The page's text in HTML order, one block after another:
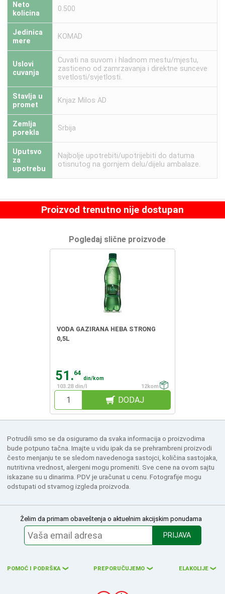
Neto
kolicina
0.500
Jedinica
mere
KOMAD
Uslovi
cuvanja
Cuvati na suvom i hladnom mestu/mjestu,
zasticeno od zamrzavanja i direktne sunceve
svetlosti/svjetlosti.
Stavlja u
promet
Knjaz Milos AD
Zemlja
porekla
Srbija
Uputsvo
za
upotrebu
Najbolje upotrebiti/upotrijebiti do datuma
otisnutog na gornjem delu/dijelu ambalaze.
Proizvod trenutno nije dostupan
Pogledaj slične proizvode
VODA GAZIRANA HEBA STRONG
0,5L
51.64
din/kom
103.28 din/l
12kom
DODAJ
Potrudili smo se da osiguramo da svaka informacija o proizvodima
bude potpuno tačna. Imajte u vidu ipak da se prehrambreni proizvodi
često menjanju te se sledom navedenoga sastojci, količina sastojaka,
nutritivna vrednost, alergeni mogu promeniti. Sve cene na ovom sajtu
iskazane su u dinarima. PDV je uračunat u cenu. Fotografije mogu
odstupati od stvarnog izgleda proizvoda.
Želim da primam obaveštenja o aktuelnim akcijskim ponudama
PRIJAVA
POMOĆ I PODRŠKA ❮ PREPORUČUJEMO ❮ ELAKOLIJE ❮